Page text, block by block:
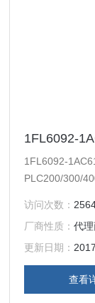
1FL6092-
1FL6092-
PLC200/300/
及备件。西门
西门子数控伺
模块，在本公
一年内产品非
访问次数：
厂商性质：代
更新日期：
查看